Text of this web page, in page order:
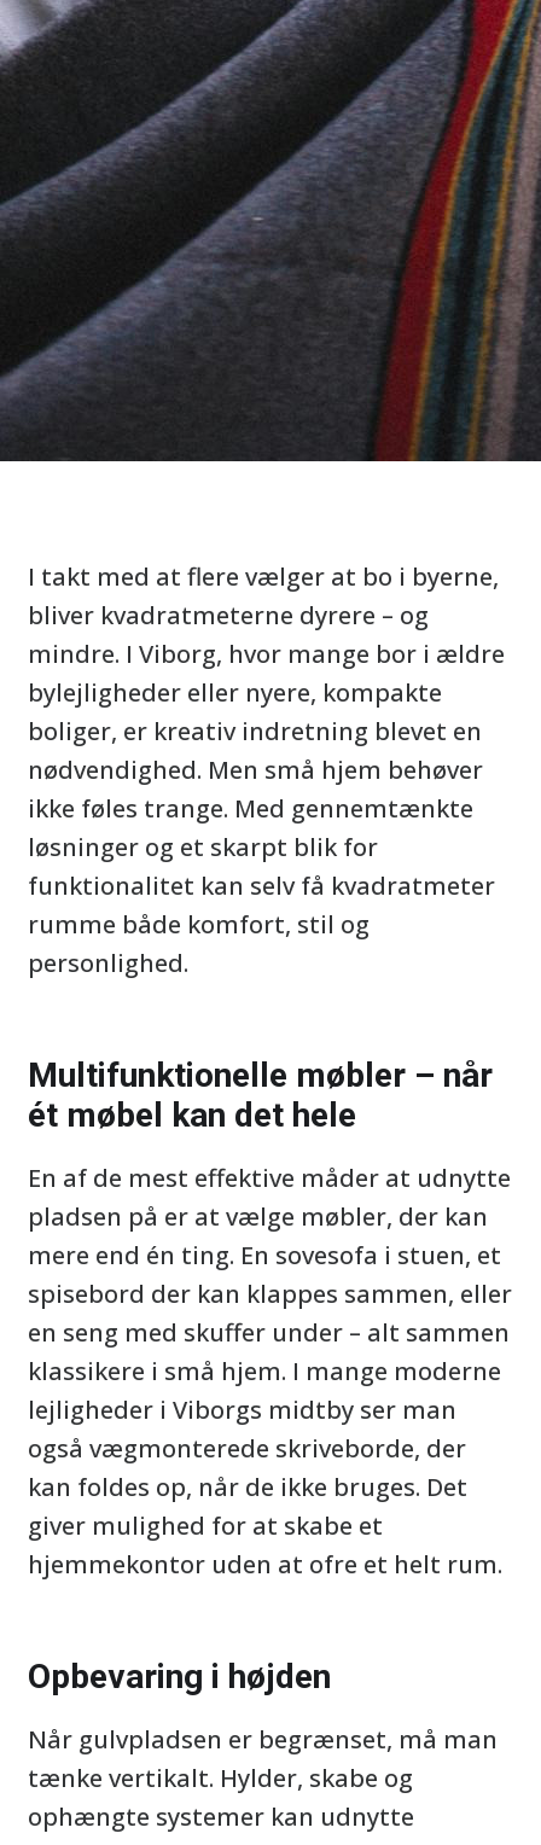
I takt med at flere vælger at bo i byerne,
bliver kvadratmeterne dyrere – og
mindre. I Viborg, hvor mange bor i ældre
bylejligheder eller nyere, kompakte
boliger, er kreativ indretning blevet en
nødvendighed. Men små hjem behøver
ikke føles trange. Med gennemtænkte
løsninger og et skarpt blik for
funktionalitet kan selv få kvadratmeter
rumme både komfort, stil og
personlighed.
Multifunktionelle møbler – når
ét møbel kan det hele
En af de mest effektive måder at udnytte
pladsen på er at vælge møbler, der kan
mere end én ting. En sovesofa i stuen, et
spisebord der kan klappes sammen, eller
en seng med skuffer under – alt sammen
klassikere i små hjem. I mange moderne
lejligheder i Viborgs midtby ser man
også vægmonterede skriveborde, der
kan foldes op, når de ikke bruges. Det
giver mulighed for at skabe et
hjemmekontor uden at ofre et helt rum.
Opbevaring i højden
Når gulvpladsen er begrænset, må man
tænke vertikalt. Hylder, skabe og
ophængte systemer kan udnytte